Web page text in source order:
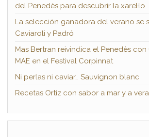
del Penedès para descubrir la xarel·lo
La selección ganadora del verano se
Caviaroli y Padró
Mas Bertran reivindica el Penedès
MAE en el Festival Corpinnat
Ni perlas ni caviar… Sauvignon blanc
Recetas Ortiz con sabor a mar y a